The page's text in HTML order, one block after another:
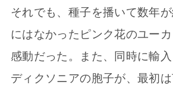
それでも、種子を播いて数年
にはなかったピンク花のユー
感動だった。また、同時に輸
ディクソニアの胞子が、最初